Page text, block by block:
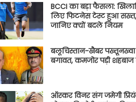
BCCI का बड़ा फैसला:
लिए फिटनेस टेस्ट हुआ सख्त,
जानिए क्यों बदले नियम
बलूचिस्तान-खैबर
बगावत, कमजोर पड़ी
ऑस्कर विनर संग जमेगी